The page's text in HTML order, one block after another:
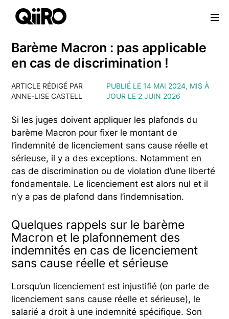
Webflow Homepage
Barème Macron : pas applicable
en cas de discrimination !
ARTICLE RÉDIGÉ PAR
ANNE-LISE CASTELL
PUBLIÉ LE 14 MAI 2024, MIS À
JOUR LE 2 JUIN 2026
Si les juges doivent appliquer les plafonds du
barème Macron pour fixer le montant de
l’indemnité de licenciement sans cause réelle et
sérieuse, il y a des exceptions. Notamment en
cas de discrimination ou de violation d’une liberté
fondamentale. Le licenciement est alors nul et il
n’y a pas de plafond dans l’indemnisation.
Quelques rappels sur le barème
Macron et le plafonnement des
indemnités en cas de licenciement
sans cause réelle et sérieuse
Lorsqu’un licenciement est injustifié (on parle de
licenciement sans cause réelle et sérieuse), le
salarié a droit à une indemnité spécifique. Son